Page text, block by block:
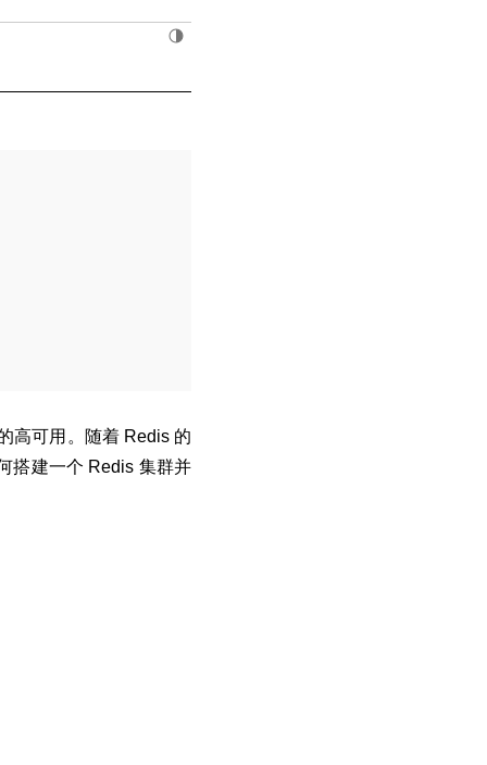
高可用。随着 Redis 的
搭建一个 Redis 集群并